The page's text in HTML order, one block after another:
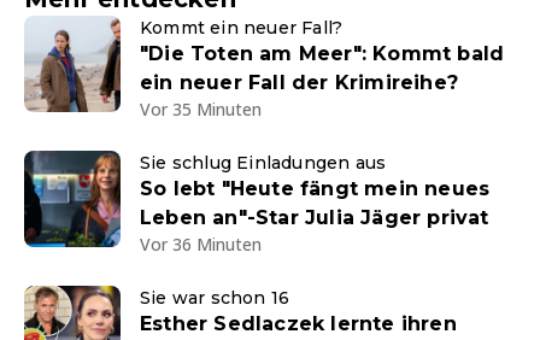
Kommt ein neuer Fall?
"Die Toten am Meer": Kommt bald
ein neuer Fall der Krimireihe?
Vor 35 Minuten
Sie schlug Einladungen aus
So lebt "Heute fängt mein neues
Leben an"-Star Julia Jäger privat
Vor 36 Minuten
Sie war schon 16
Esther Sedlaczek lernte ihren